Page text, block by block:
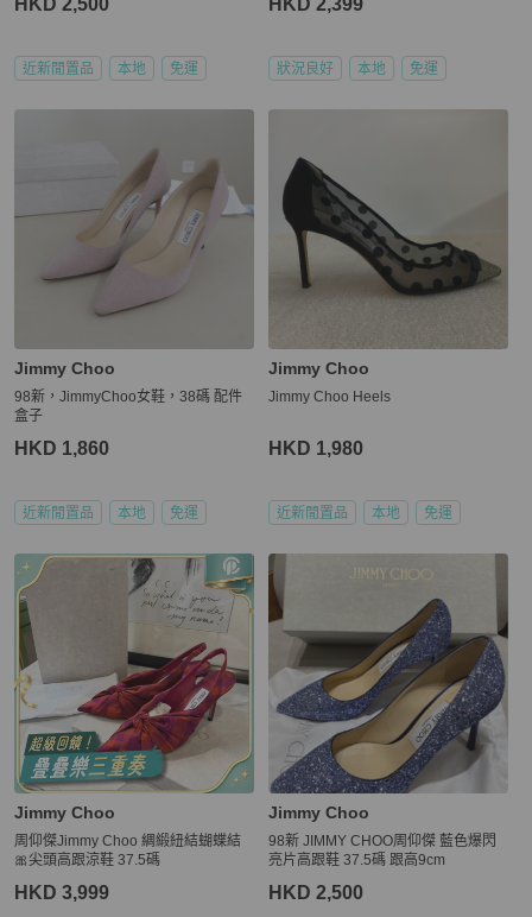
近新閒置品 本地 免運 狀況良好 本地 免運
Jimmy Choo
98新，JimmyChoo女鞋，38碼 配件
盒子
HKD 1,860
近新閒置品 本地 免運
Jimmy Choo
Jimmy Choo Heels
HKD 1,980
近新閒置品 本地 免運
Jimmy Choo
周仰傑Jimmy Choo 綢緞紐結蝴蝶結
🎀尖頭高跟涼鞋 37.5碼
HKD 3,999
Jimmy Choo
98新 JIMMY CHOO周仰傑 藍色爆閃
亮片高跟鞋 37.5碼 跟高9cm
HKD 2,500